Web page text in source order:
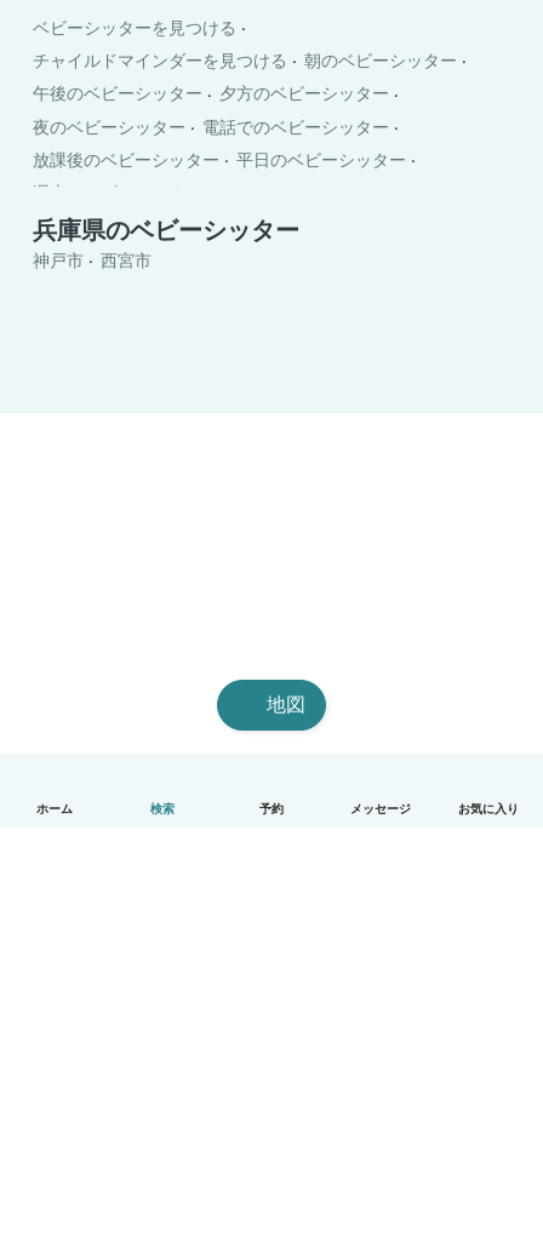
ホーム 検索 予約 メッセージ お気に入り
ベビーシッターを見つける
チャイルドマインダーを見つける
朝のベビーシッター
午後のベビーシッター
夕方のベビーシッター
夜のベビーシッター
電話でのベビーシッター
放課後のベビーシッター
平日のベビーシッター
週末のベビーシッター
兵庫県のベビーシッター
神戸市 西宮市
地図